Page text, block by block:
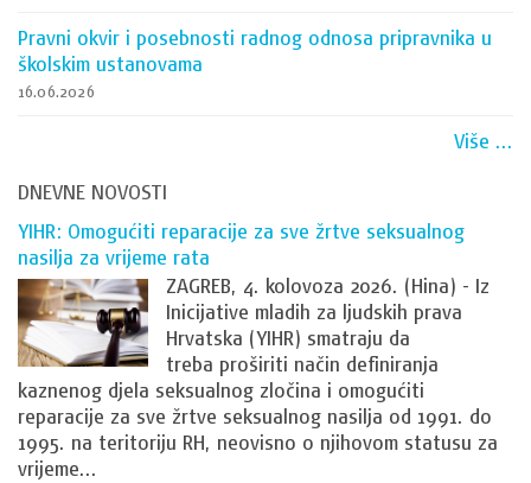
Pravni okvir i posebnosti radnog odnosa pripravnika u
školskim ustanovama
16.06.2026
Više ...
DNEVNE NOVOSTI
YIHR: Omogućiti reparacije za sve žrtve seksualnog
nasilja za vrijeme rata
ZAGREB, 4. kolovoza 2026. (Hina) - Iz
Inicijative mladih za ljudskih prava
Hrvatska (YIHR) smatraju da
treba proširiti način definiranja
kaznenog djela seksualnog zločina i omogućiti
reparacije za sve žrtve seksualnog nasilja od 1991. do
1995. na teritoriju RH, neovisno o njihovom statusu za
vrijeme...